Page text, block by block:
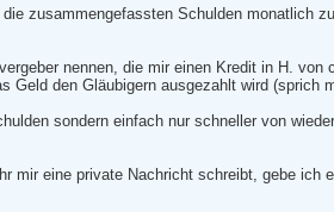
zusammengefassten Schulden monatlich
nennen, die mir einen Kredit in H.
den Gläubigern ausgezahlt wird (sprich
sondern einfach nur schneller von
mir eine private Nachricht schreibt, gebe